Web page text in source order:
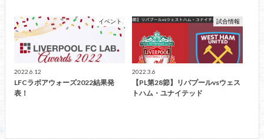
イベント
2022.6.12
LFCラボアウォーズ2022結果発
表！
試合情報
2022.3.6
【PL第28節】リバプールvsウェス
トハム・ユナイテッド